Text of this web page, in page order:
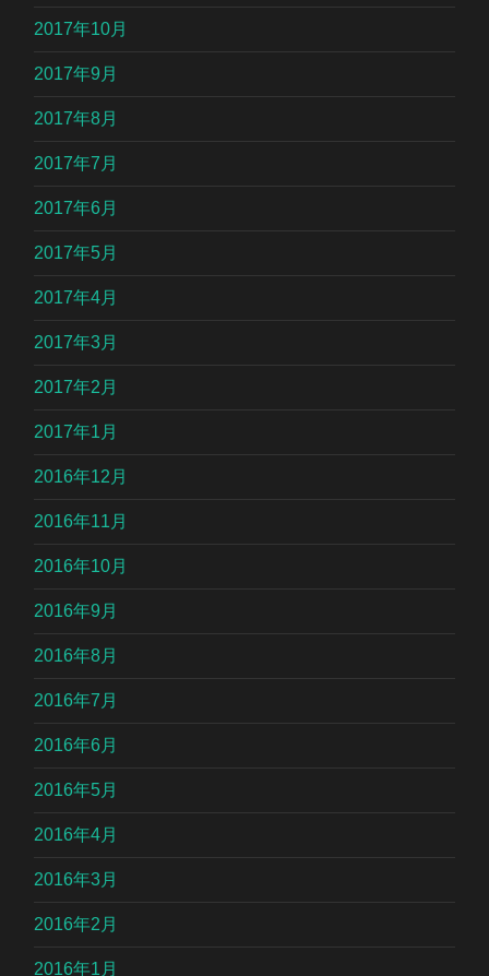
2017年10月
2017年9月
2017年8月
2017年7月
2017年6月
2017年5月
2017年4月
2017年3月
2017年2月
2017年1月
2016年12月
2016年11月
2016年10月
2016年9月
2016年8月
2016年7月
2016年6月
2016年5月
2016年4月
2016年3月
2016年2月
2016年1月